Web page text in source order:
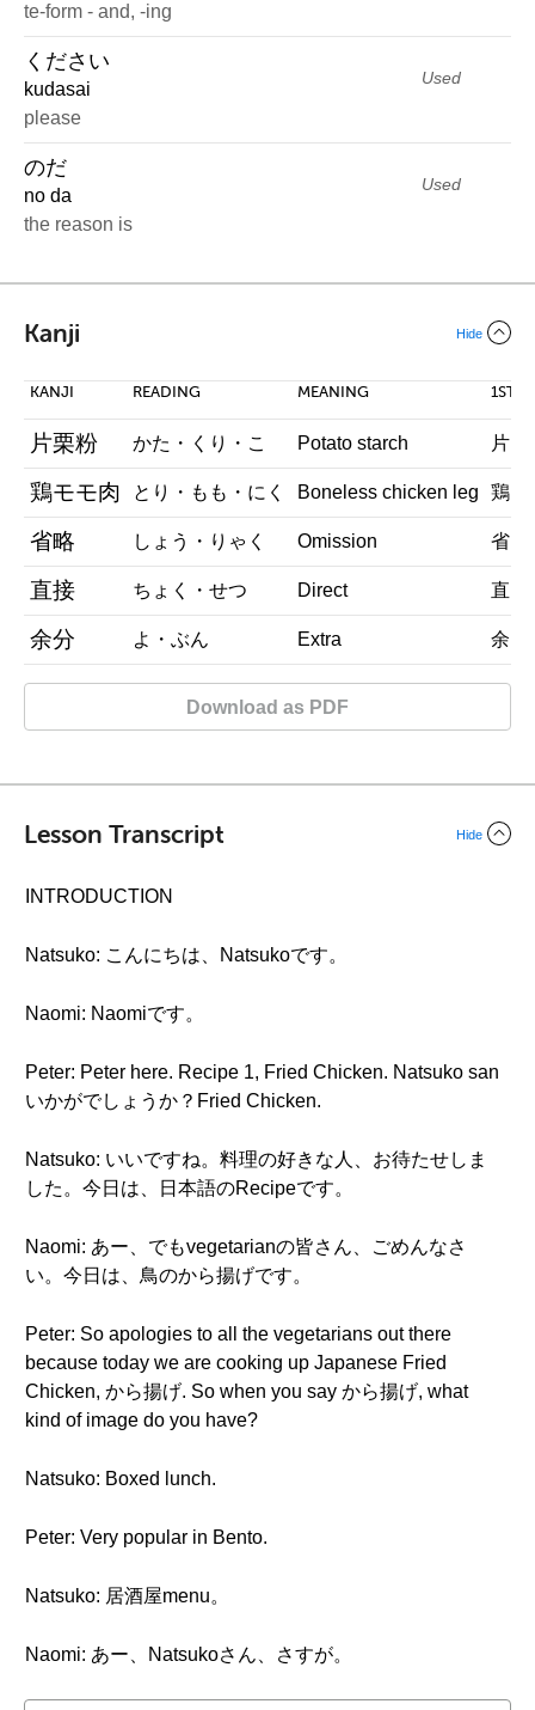
te-form - and, -ing
ください
kudasai
please
Used
のだ
no da
the reason is
Used
Kanji Hide
KANJI READING MEANING 1ST
片栗粉 かた・くり・こ Potato starch 片
鶏モモ肉 とり・もも・にく Boneless chicken leg 鶏・
省略 しょう・りゃく Omission 省・
直接 ちょく・せつ Direct 直・
余分 よ・ぶん Extra 余・
Download as PDF
Lesson Transcript Hide
INTRODUCTION
Natsuko: こんにちは、Natsukoです。
Naomi: Naomiです。
Peter: Peter here. Recipe 1, Fried Chicken. Natsuko san
いかがでしょうか？Fried Chicken.
Natsuko: いいですね。料理の好きな人、お待たせしま
した。今日は、日本語のRecipeです。
Naomi: あー、でもvegetarianの皆さん、ごめんなさ
い。今日は、鳥のから揚げです。
Peter: So apologies to all the vegetarians out there
because today we are cooking up Japanese Fried
Chicken, から揚げ. So when you say から揚げ, what
kind of image do you have?
Natsuko: Boxed lunch.
Peter: Very popular in Bento.
Natsuko: 居酒屋menu。
Naomi: あー、Natsukoさん、さすが。